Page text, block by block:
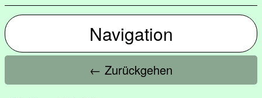
Navigation
← Zurückgehen